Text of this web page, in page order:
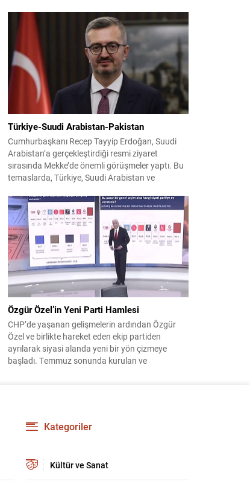
görev yapan 178 tim ve 742 personel, sahada
aktif olarak halkı bilinçlendirdi ve denetim
faaliyetleri gerçekleştirdi. Faaliyetler esnasında
bin 315 biçerdöver ve balya...
Türkiye-Suudi Arabistan-Pakistan
Cumhurbaşkanı Recep Tayyip Erdoğan, Suudi
Arabistan’a gerçekleştirdiği resmi ziyaret
sırasında Mekke’de önemli görüşmeler yaptı. Bu
temaslarda, Türkiye, Suudi Arabistan ve
birliği çerçevesi oluşturuldu. Ziyaretin en somut
çıktısı, üç ülkenin imza attığı Mekke Ortak
Savunma Anlaşması oldu. Anlaşma; ortak
güvenlik yaklaşımıyla bölgesel barış, istikrar...
Özgür Özel’in Yeni Parti Hamlesi
CHP’de yaşanan gelişmelerin ardından Özgür
Özel ve birlikte hareket eden ekip partiden
ayrılarak siyasi alanda yeni bir yön çizmeye
başladı. Temmuz sonunda kurulan ve
bulduğu iddiaları gündemi...
Kategoriler
Kültür ve Sanat